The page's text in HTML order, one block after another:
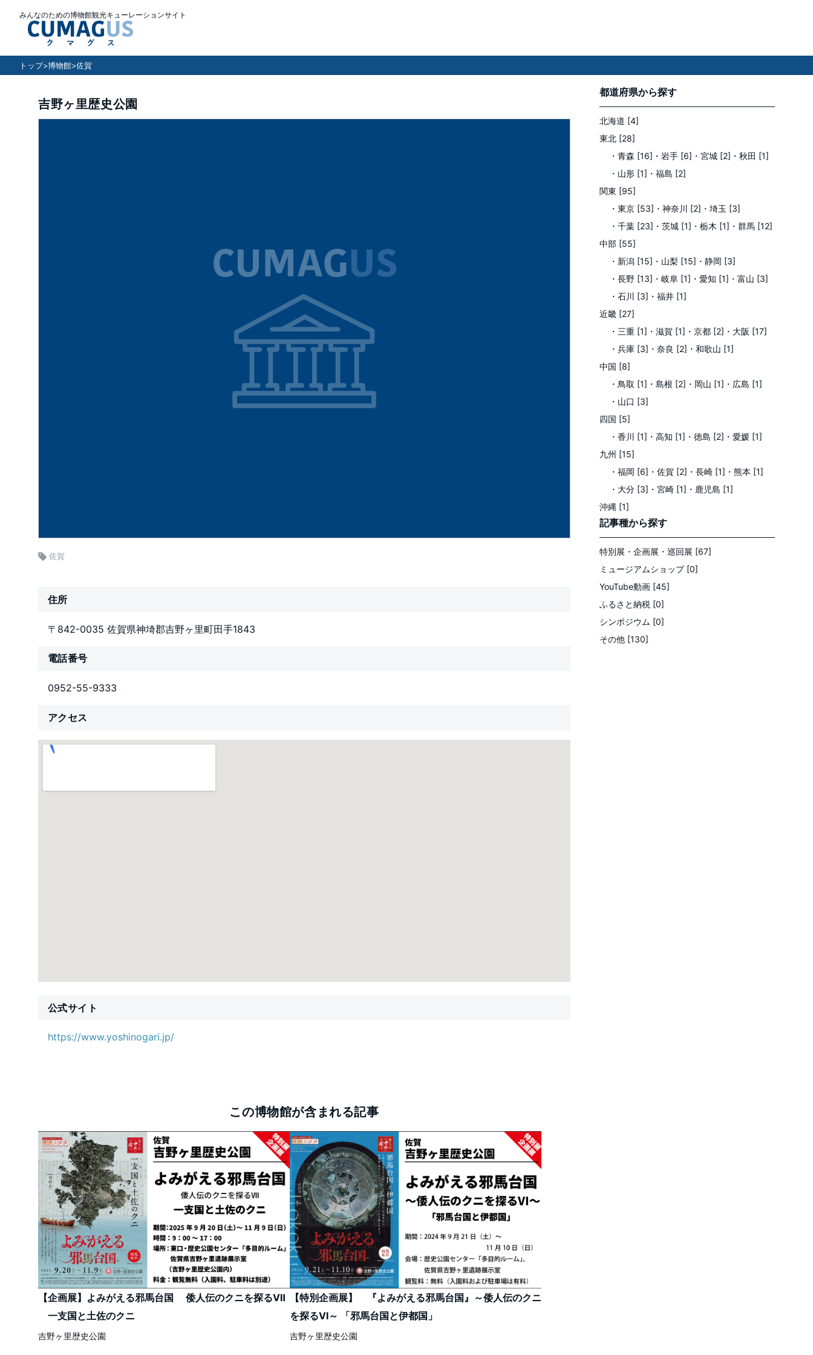
みんなのための博物館観光キューレーションサイト
トップ>博物館>佐賀
吉野ヶ里歴史公園
佐賀
住所
〒842-0035 佐賀県神埼郡吉野ヶ里町田手1843
電話番号
0952-55-9333
アクセス
公式サイト
https://www.yoshinogari.jp/
この博物館が含まれる記事
【企画展】よみがえる邪馬台国 倭人伝のクニを探るⅦ
一支国と土佐のクニ
吉野ヶ里歴史公園
【特別企画展】 『よみがえる邪馬台国』～倭人伝のクニ
を探るⅥ～ 「邪馬台国と伊都国」
吉野ヶ里歴史公園
都道府県から探す
北海道 [4]
東北 [28]
・青森 [16] ・岩手 [6] ・宮城 [2] ・秋田 [1]
・山形 [1] ・福島 [2]
関東 [95]
・東京 [53] ・神奈川 [2] ・埼玉 [3]
・千葉 [23] ・茨城 [1] ・栃木 [1] ・群馬 [12]
中部 [55]
・新潟 [15] ・山梨 [15] ・静岡 [3]
・長野 [13] ・岐阜 [1] ・愛知 [1] ・富山 [3]
・石川 [3] ・福井 [1]
近畿 [27]
・三重 [1] ・滋賀 [1] ・京都 [2] ・大阪 [17]
・兵庫 [3] ・奈良 [2] ・和歌山 [1]
中国 [8]
・鳥取 [1] ・島根 [2] ・岡山 [1] ・広島 [1]
・山口 [3]
四国 [5]
・香川 [1] ・高知 [1] ・徳島 [2] ・愛媛 [1]
九州 [15]
・福岡 [6] ・佐賀 [2] ・長崎 [1] ・熊本 [1]
・大分 [3] ・宮崎 [1] ・鹿児島 [1]
沖縄 [1]
記事種から探す
特別展・企画展・巡回展 [67]
ミュージアムショップ [0]
YouTube動画 [45]
ふるさと納税 [0]
シンポジウム [0]
その他 [130]